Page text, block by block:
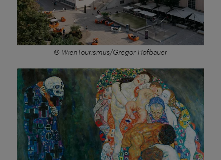
© WienTourismus/Gregor Hofbauer